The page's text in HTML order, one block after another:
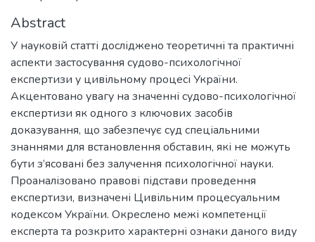
Abstract
У науковій статті досліджено теоретичні та практичні
аспекти застосування судово-психологічної
експертизи у цивільному процесі України.
Акцентовано увагу на значенні судово-психологічної
експертизи як одного з ключових засобів
доказування, що забезпечує суд спеціальними
знаннями для встановлення обставин, які не можуть
бути з’ясовані без залучення психологічної науки.
Проаналізовано правові підстави проведення
експертизи, визначені Цивільним процесуальним
кодексом України. Окреслено межі компетенції
експерта та розкрито характерні ознаки даного виду